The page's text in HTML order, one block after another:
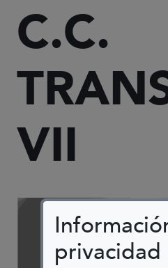
privacidad
C.C.
VII